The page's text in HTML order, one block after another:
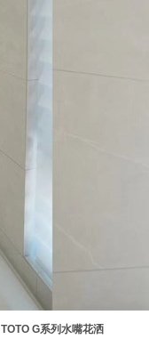
TOTO G系列水嘴花洒